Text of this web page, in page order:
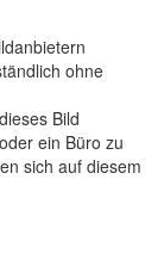
ohne
Bild
ein Büro zu
sich auf diesem